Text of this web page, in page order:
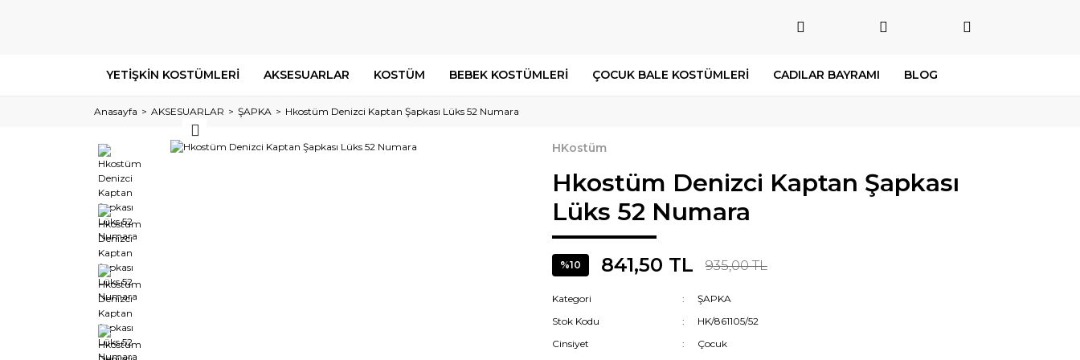
YETİŞKİN KOSTÜMLERİ AKSESUARLAR KOSTÜM BEBEK KOSTÜMLERİ ÇOCUK BALE KOSTÜMLERİ CADILAR BAYRAMI BLOG
Anasayfa AKSESUARLAR ŞAPKA Hkostüm Denizci Kaptan Şapkası Lüks 52 Numara
HKostüm
Hkostüm Denizci Kaptan Şapkası
Lüks 52 Numara
%10 841,50 TL 935,00 TL
Kategori
ŞAPKA
Stok Kodu
HK/861105/52
Cinsiyet
Çocuk